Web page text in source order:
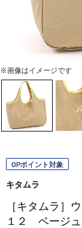
※画像はイメージです
OPポイント対象
キタムラ
［キタムラ］
１２ ベージ